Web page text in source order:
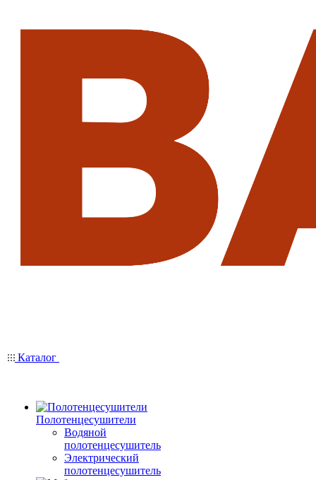
Каталог
Полотенцесушители
Водяной
полотенцесушитель
Электрический
полотенцесушитель